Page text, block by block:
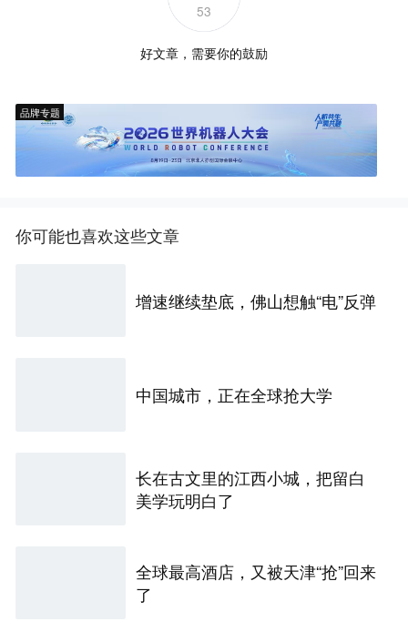
53
好文章，需要你的鼓励
品牌专题
你可能也喜欢这些文章
增速继续垫底，佛山想触“电”反弹
中国城市，正在全球抢大学
长在古文里的江西小城，把留白
美学玩明白了
全球最高酒店，又被天津“抢”回来
了